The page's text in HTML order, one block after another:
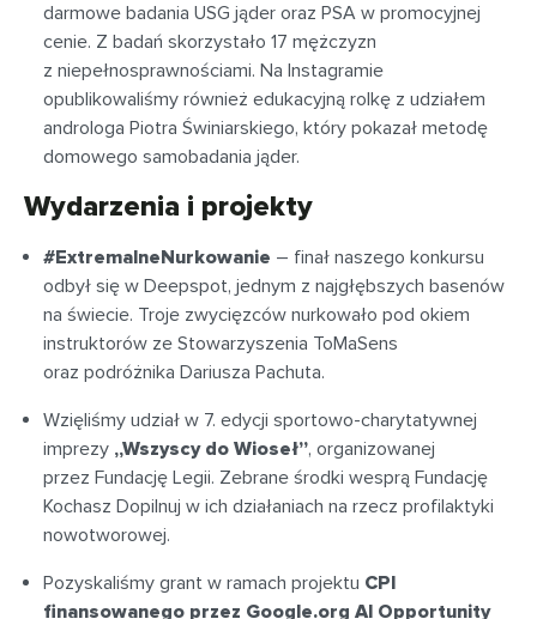
darmowe badania USG jąder oraz PSA w promocyjnej
cenie. Z badań skorzystało 17 mężczyzn
z niepełnosprawnościami. Na Instagramie
opublikowaliśmy również edukacyjną rolkę z udziałem
androloga Piotra Świniarskiego, który pokazał metodę
domowego samobadania jąder.
Wydarzenia i projekty
#ExtremalneNurkowanie – finał naszego konkursu
odbył się w Deepspot, jednym z najgłębszych basenów
na świecie. Troje zwycięzców nurkowało pod okiem
instruktorów ze Stowarzyszenia ToMaSens
oraz podróżnika Dariusza Pachuta.
Wzięliśmy udział w 7. edycji sportowo-charytatywnej
imprezy „Wszyscy do Wioseł”, organizowanej
przez Fundację Legii. Zebrane środki wesprą Fundację
Kochasz Dopilnuj w ich działaniach na rzecz profilaktyki
nowotworowej.
Pozyskaliśmy grant w ramach projektu CPI
finansowanego przez Google.org AI Opportunity